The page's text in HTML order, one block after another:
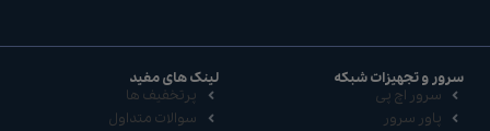
سرور و تجهیزات شبکه
سرور اچ پی
پاور سرور
لینک های مفید
پرتخفیف ها
سوالات متداول